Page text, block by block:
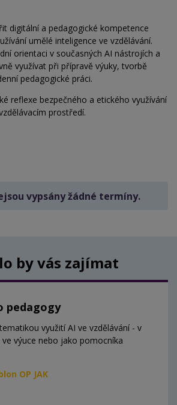
digitální a pedagogické kompetence
umělé inteligence ve vzdělávání.
orientaci v současných AI nástrojích a
využívat při přípravě výuky, tvorbě
pedagogické práci.
reflexe bezpečného a etického využívání
prostředí.
vypsány žádné termíny.
by vás zajímat
pedagogy
využití AI ve vzdělávání - v
výuce nebo jako pomocníka
OP JAK